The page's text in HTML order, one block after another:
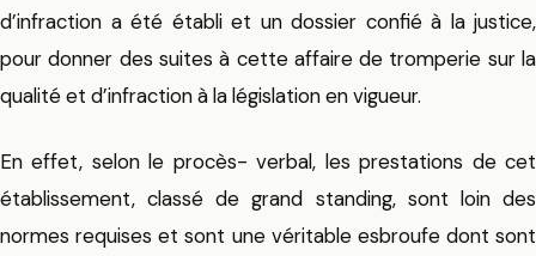
d’infraction a été établi et un dossier confié à la justice,
pour donner des suites à cette affaire de tromperie sur la
qualité et d’infraction à la législation en vigueur.
En effet, selon le procès- verbal, les prestations de cet
établissement, classé de grand standing, sont loin des
normes requises et sont une véritable esbroufe dont sont